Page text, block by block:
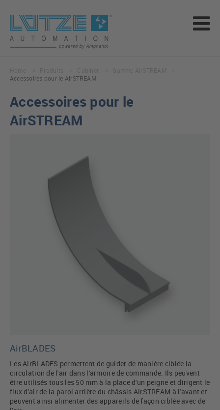
Accessoires pour le AirSTREAM
Accessoires pour le
AirSTREAM
AirBLADES
Les AirBLADES permettent de guider de manière ciblée la
circulation de l'air dans l'armoire de commande. Ils peuvent
être utilisés tous les 50 mm à la place d'un peigne et dirigent le
flux d'air de la paroi arrière du châssis AirSTREAM à l'avant et
peuvent ainsi alimenter des appareils de façon ciblée avec de